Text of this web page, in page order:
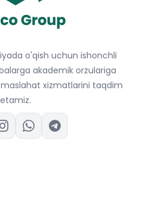
o'qish uchun ishonchli
akademik orzulariga
xizmatlarini taqdim
etamiz.